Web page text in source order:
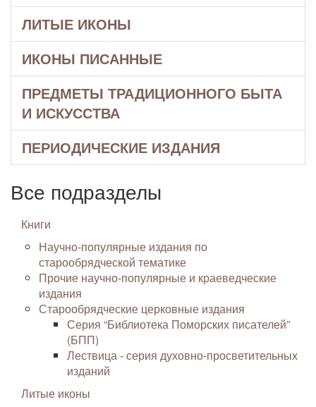
ЛИТЫЕ ИКОНЫ
ИКОНЫ ПИСАННЫЕ
ПРЕДМЕТЫ ТРАДИЦИОННОГО БЫТА
И ИСКУССТВА
ПЕРИОДИЧЕСКИЕ ИЗДАНИЯ
Все подразделы
Книги
Научно-популярные издания по
старообрядческой тематике
Прочие научно-популярные и краеведческие
издания
Старообрядческие церковные издания
Серия “Библиотека Поморских писателей”
(БПП)
Лествица - серия духовно-просветительных
изданий
Литые иконы